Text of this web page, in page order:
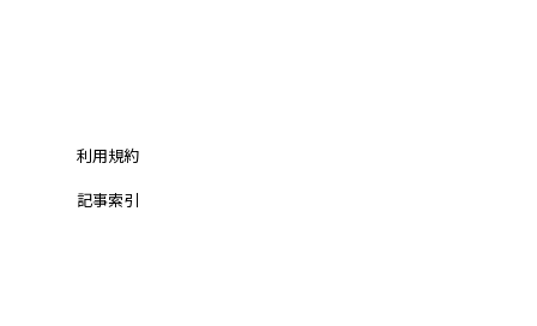
利用規約
記事索引